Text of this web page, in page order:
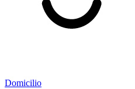
Domicilio